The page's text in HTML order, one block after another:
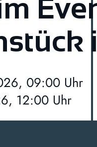
09:00 Uhr
12:00 Uhr